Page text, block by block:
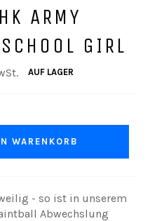
ARMY
GIRL
AUF LAGER
WARENKORB
- so ist in unserem
Abwechslung